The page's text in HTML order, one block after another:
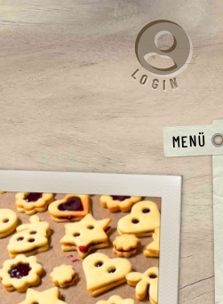
MENÜ
LOG IN